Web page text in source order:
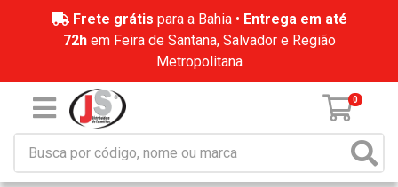
Frete grátis para a Bahia • Entrega em até
72hem Feira de Santana, Salvador e Região
Metropolitana
0